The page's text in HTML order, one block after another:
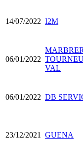
14/07/2022 I2M
06/01/2022
VAL
06/01/2022 DB
23/12/2021 GUENA